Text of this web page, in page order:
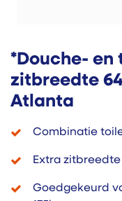
*Douche-
zitbreedte
Atlanta
Combinatie
Extra
Goedgekeurd